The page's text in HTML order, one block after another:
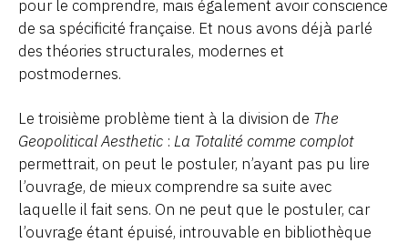
pour le comprendre, mais également avoir conscience
de sa spécificité française. Et nous avons déjà parlé
des théories structurales, modernes et
postmodernes.
Le troisième problème tient à la division de The
Geopolitical Aesthetic : La Totalité comme complot
permettrait, on peut le postuler, n’ayant pas pu lire
l’ouvrage, de mieux comprendre sa suite avec
laquelle il fait sens. On ne peut que le postuler, car
l’ouvrage étant épuisé, introuvable en bibliothèque